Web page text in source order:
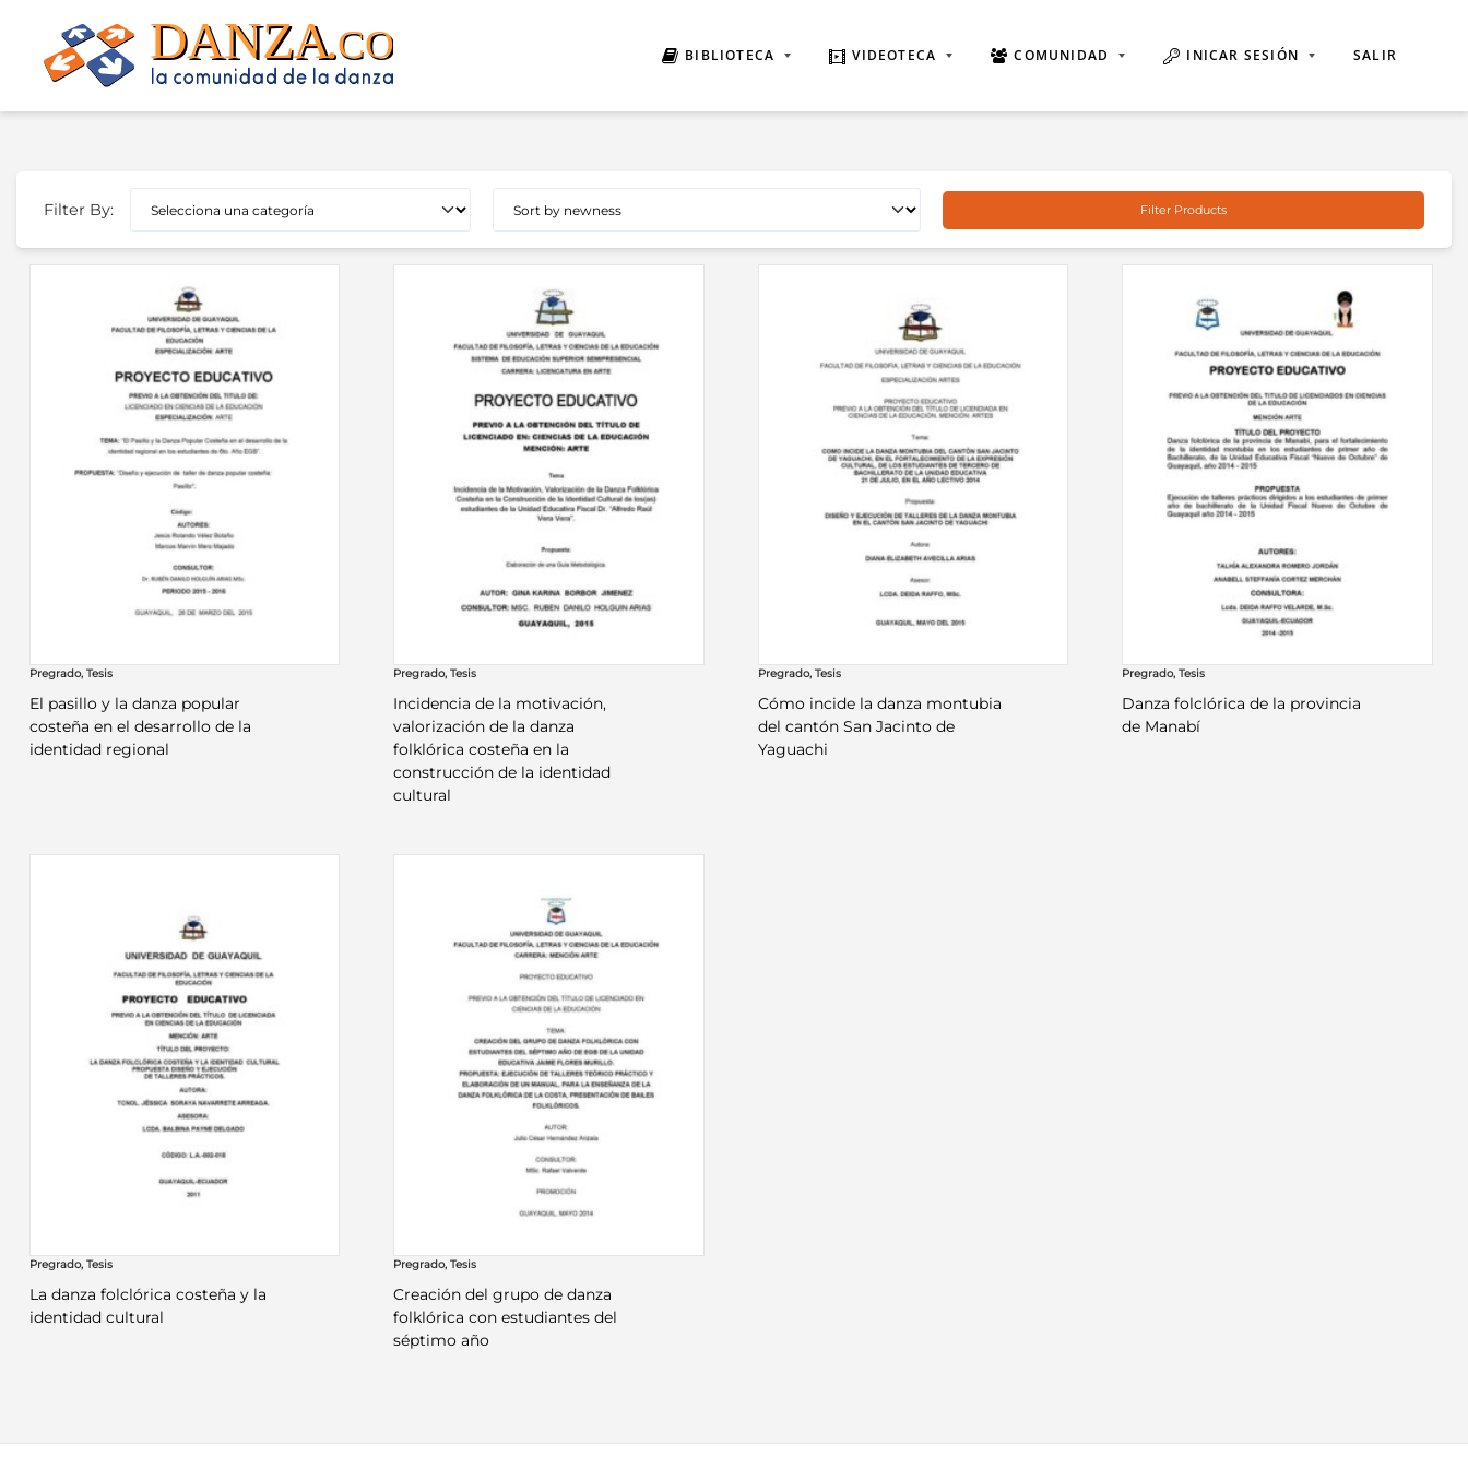
content
BIBLIOTECA VIDEOTECA COMUNIDAD INICAR SESIÓN SALIR
Filter By: Filter Products
Pregrado, Tesis
El pasillo y la danza popular
costeña en el desarrollo de la
identidad regional
Pregrado,Tesis
Incidencia de la motivación,
valorización de la danza
folklórica costeña en la
construcción de la identidad
cultural
Pregrado, Tesis
Cómo incide la danza montubia
del cantón San Jacinto de
Yaguachi
Pregrado,Tesis
Danza folclórica de la provincia
de Manabí
Pregrado, Tesis
La danza folclórica costeña y la
identidad cultural
Pregrado,Tesis
Creación del grupo de danza
folklórica con estudiantes del
séptimo año